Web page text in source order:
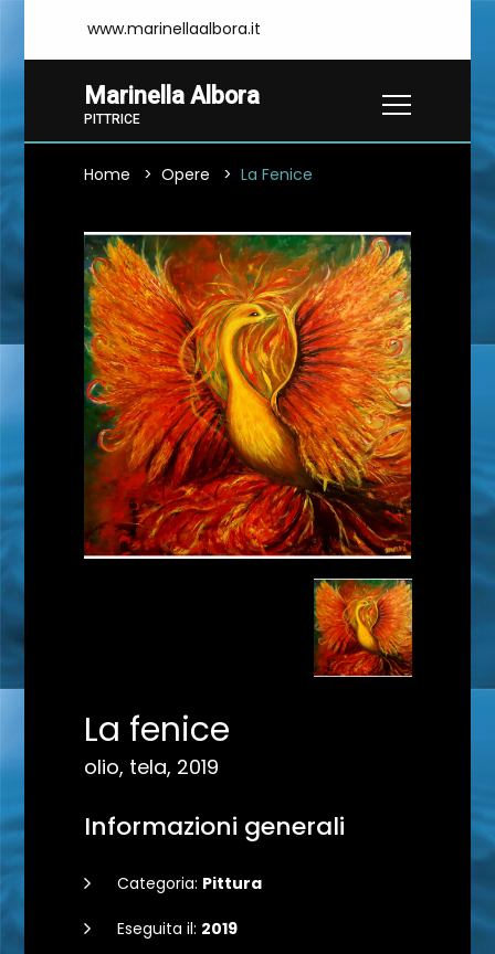
www.marinellaalbora.it
Marinella Albora
PITTRICE
Home Opere La Fenice
La fenice
olio, tela, 2019
Informazioni generali
Categoria: Pittura
Eseguita il: 2019